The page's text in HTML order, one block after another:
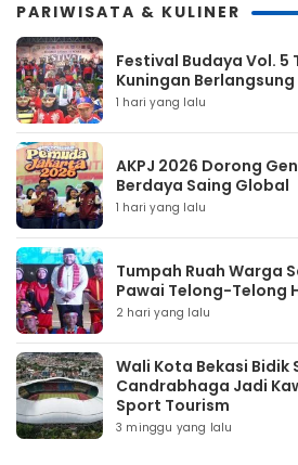
PARIWISATA & KULINER
Festival Budaya Vol. 5
Kuningan
1 hari yang lalu
AKPJ 2026 Dorong
Berdaya Saing Global
1 hari yang lalu
Tumpah Ruah Warga
Pawai Telong-Telong
2 hari yang lalu
Wali Kota Bekasi
Candrabhaga Jadi
Sport Tourism
3 minggu yang lalu